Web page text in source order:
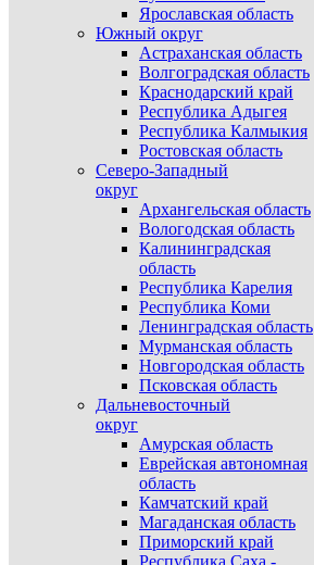
Ярославская область
Южный округ
Астраханская область
Волгоградская область
Краснодарский край
Республика Адыгея
Республика Калмыкия
Ростовская область
Северо-Западный
округ
Архангельская область
Вологодская область
Калининградская
область
Республика Карелия
Республика Коми
Ленинградская область
Мурманская область
Новгородская область
Псковская область
Дальневосточный
округ
Амурская область
Еврейская автономная
область
Камчатский край
Магаданская область
Приморский край
Республика Саха -